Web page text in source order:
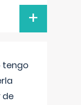
+
tengo
de